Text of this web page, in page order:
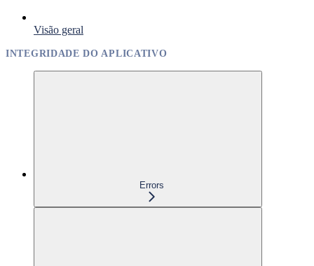
Visão geral
INTEGRIDADE DO APLICATIVO
Errors